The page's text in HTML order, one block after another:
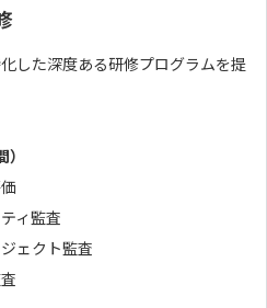
した深度ある研修プログラムを提
ィ監査
ェクト監査